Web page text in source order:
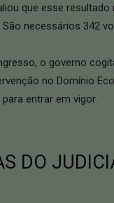
que esse
necessários 342
o governo
no Domínio
entrar em vigor.
DO